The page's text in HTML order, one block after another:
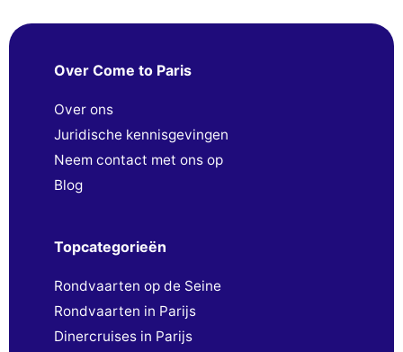
Over Come to Paris
Over ons
Juridische kennisgevingen
Neem contact met ons op
Blog
Topcategorieën
Rondvaarten op de Seine
Rondvaarten in Parijs
Dinercruises in Parijs